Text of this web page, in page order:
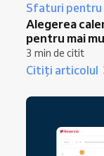
Sfaturi pentru
Alegerea
pentru mai
3 min de citit
Citiți articolul